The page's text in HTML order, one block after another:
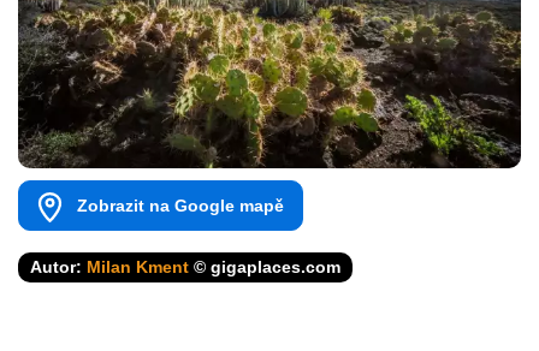
Zobrazit na Google mapě
Autor: Milan Kment © gigaplaces.com